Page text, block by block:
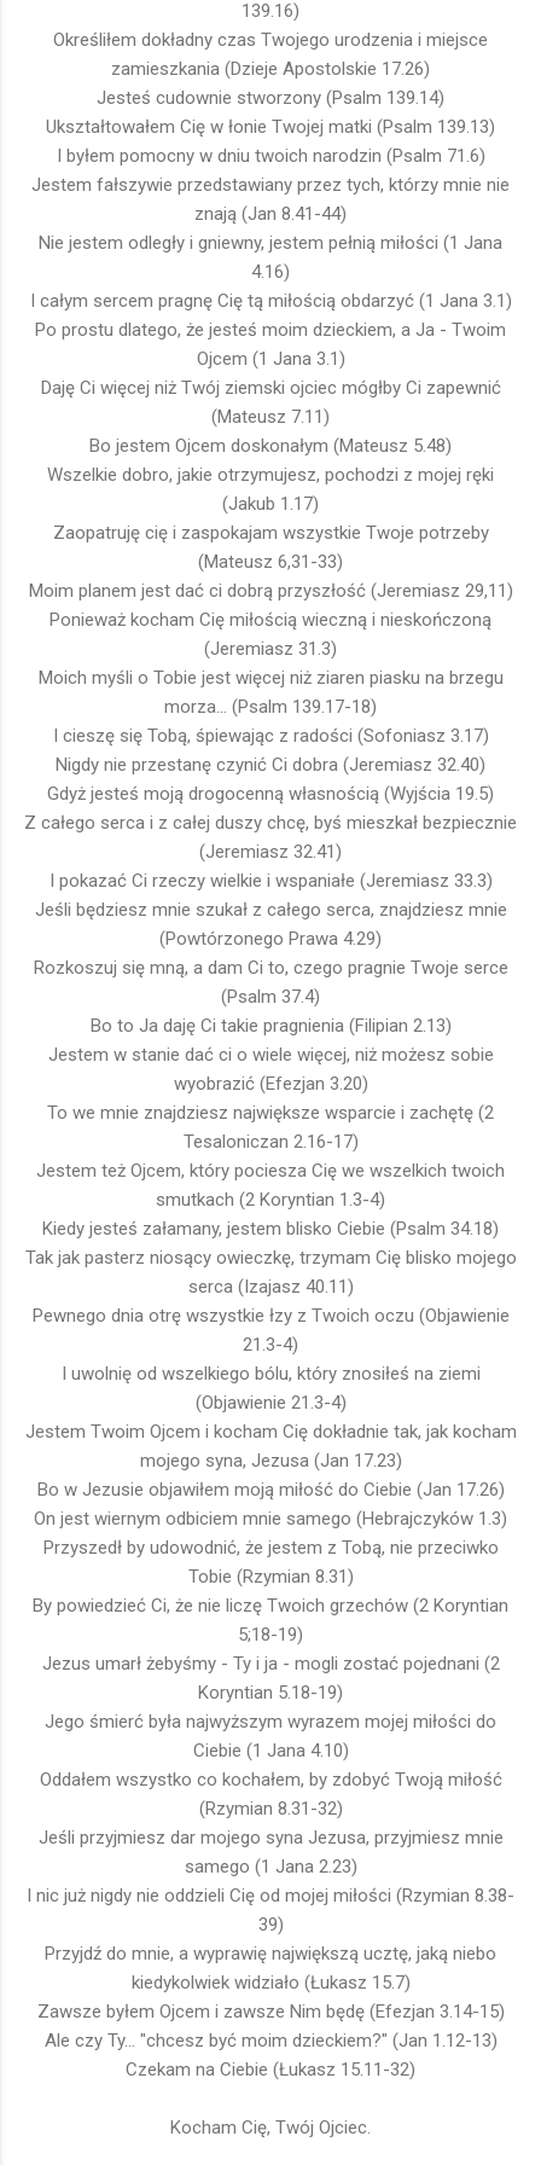
139.16)
Określiłem dokładny czas Twojego urodzenia i miejsce
zamieszkania (Dzieje Apostolskie 17.26)
Jesteś cudownie stworzony (Psalm 139.14)
Ukształtowałem Cię w łonie Twojej matki (Psalm 139.13)
I byłem pomocny w dniu twoich narodzin (Psalm 71.6)
Jestem fałszywie przedstawiany przez tych, którzy mnie nie
znają (Jan 8.41-44)
Nie jestem odległy i gniewny, jestem pełnią miłości (1 Jana
4.16)
I całym sercem pragnę Cię tą miłością obdarzyć (1 Jana 3.1)
Po prostu dlatego, że jesteś moim dzieckiem, a Ja - Twoim
Ojcem (1 Jana 3.1)
Daję Ci więcej niż Twój ziemski ojciec mógłby Ci zapewnić
(Mateusz 7.11)
Bo jestem Ojcem doskonałym (Mateusz 5.48)
Wszelkie dobro, jakie otrzymujesz, pochodzi z mojej ręki
(Jakub 1.17)
Zaopatruję cię i zaspokajam wszystkie Twoje potrzeby
(Mateusz 6,31-33)
Moim planem jest dać ci dobrą przyszłość (Jeremiasz 29,11)
Ponieważ kocham Cię miłością wieczną i nieskończoną
(Jeremiasz 31.3)
Moich myśli o Tobie jest więcej niż ziaren piasku na brzegu
morza... (Psalm 139.17-18)
I cieszę się Tobą, śpiewając z radości (Sofoniasz 3.17)
Nigdy nie przestanę czynić Ci dobra (Jeremiasz 32.40)
Gdyż jesteś moją drogocenną własnością (Wyjścia 19.5)
Z całego serca i z całej duszy chcę, byś mieszkał bezpiecznie
(Jeremiasz 32.41)
I pokazać Ci rzeczy wielkie i wspaniałe (Jeremiasz 33.3)
Jeśli będziesz mnie szukał z całego serca, znajdziesz mnie
(Powtórzonego Prawa 4.29)
Rozkoszuj się mną, a dam Ci to, czego pragnie Twoje serce
(Psalm 37.4)
Bo to Ja daję Ci takie pragnienia (Filipian 2.13)
Jestem w stanie dać ci o wiele więcej, niż możesz sobie
wyobrazić (Efezjan 3.20)
To we mnie znajdziesz największe wsparcie i zachętę (2
Tesaloniczan 2.16-17)
Jestem też Ojcem, który pociesza Cię we wszelkich twoich
smutkach (2 Koryntian 1.3-4)
Kiedy jesteś załamany, jestem blisko Ciebie (Psalm 34.18)
Tak jak pasterz niosący owieczkę, trzymam Cię blisko mojego
serca (Izajasz 40.11)
Pewnego dnia otrę wszystkie łzy z Twoich oczu (Objawienie
21.3-4)
I uwolnię od wszelkiego bólu, który znosiłeś na ziemi
(Objawienie 21.3-4)
Jestem Twoim Ojcem i kocham Cię dokładnie tak, jak kocham
mojego syna, Jezusa (Jan 17.23)
Bo w Jezusie objawiłem moją miłość do Ciebie (Jan 17.26)
On jest wiernym odbiciem mnie samego (Hebrajczyków 1.3)
Przyszedł by udowodnić, że jestem z Tobą, nie przeciwko
Tobie (Rzymian 8.31)
By powiedzieć Ci, że nie liczę Twoich grzechów (2 Koryntian
5;18-19)
Jezus umarł żebyśmy - Ty i ja - mogli zostać pojednani (2
Koryntian 5.18-19)
Jego śmierć była najwyższym wyrazem mojej miłości do
Ciebie (1 Jana 4.10)
Oddałem wszystko co kochałem, by zdobyć Twoją miłość
(Rzymian 8.31-32)
Jeśli przyjmiesz dar mojego syna Jezusa, przyjmiesz mnie
samego (1 Jana 2.23)
I nic już nigdy nie oddzieli Cię od mojej miłości (Rzymian 8.38-
39)
Przyjdź do mnie, a wyprawię największą ucztę, jaką niebo
kiedykolwiek widziało (Łukasz 15.7)
Zawsze byłem Ojcem i zawsze Nim będę (Efezjan 3.14-15)
Ale czy Ty… "chcesz być moim dzieckiem?" (Jan 1.12-13)
Czekam na Ciebie (Łukasz 15.11-32)
Kocham Cię, Twój Ojciec.